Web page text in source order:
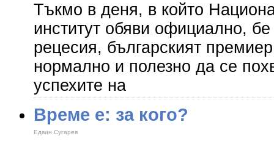
Тъкмо в деня, в който
институт обяви официално,
рецесия, българският
нормално и полезно да се
успехите на
Време е: за кого?
Едвин Сугарев